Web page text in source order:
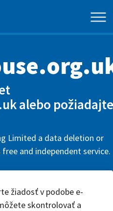
alebo požiadajte
Limited a data deletion or
and independent service.
žiadosť v podobe e-
skontrolovať a